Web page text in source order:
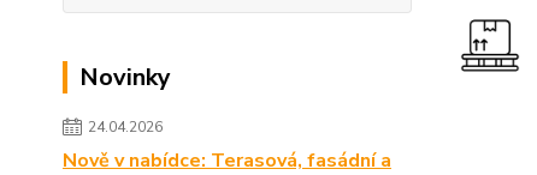
Novinky
24.04.2026
Nově v nabídce: Terasová, fasádní a